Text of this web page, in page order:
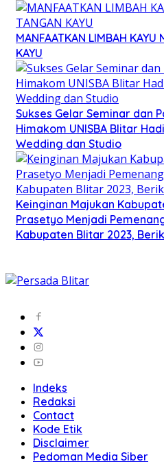
MANFAATKAN LIMBAH KAYU
KAYU
Sukses Gelar Seminar dan
Himakom UNISBA Blitar
Wedding dan Studio
Keinginan Majukan
Prasetyo Menjadi
Kabupaten Blitar 2023,
Indeks
Redaksi
Contact
Kode Etik
Disclaimer
Pedoman Media Siber